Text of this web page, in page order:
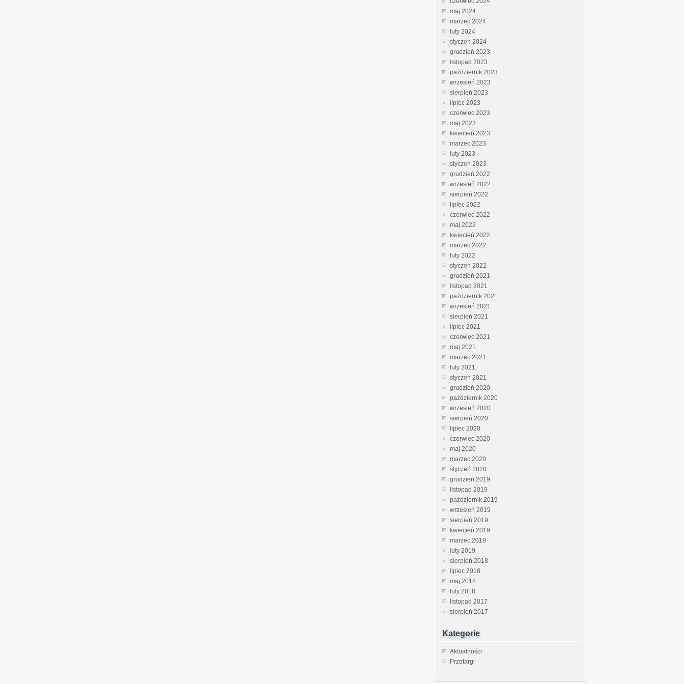
maj 2024
marzec 2024
luty 2024
styczeń 2024
grudzień 2023
listopad 2023
październik 2023
wrzesień 2023
sierpień 2023
lipiec 2023
czerwiec 2023
maj 2023
kwiecień 2023
marzec 2023
luty 2023
styczeń 2023
grudzień 2022
wrzesień 2022
sierpień 2022
lipiec 2022
czerwiec 2022
maj 2022
kwiecień 2022
marzec 2022
luty 2022
styczeń 2022
grudzień 2021
listopad 2021
październik 2021
wrzesień 2021
sierpień 2021
lipiec 2021
czerwiec 2021
maj 2021
marzec 2021
luty 2021
styczeń 2021
grudzień 2020
październik 2020
wrzesień 2020
sierpień 2020
lipiec 2020
czerwiec 2020
maj 2020
marzec 2020
styczeń 2020
grudzień 2019
listopad 2019
październik 2019
wrzesień 2019
sierpień 2019
kwiecień 2019
marzec 2019
luty 2019
sierpień 2018
lipiec 2018
maj 2018
luty 2018
listopad 2017
sierpień 2017
Kategorie
Aktualności
Przetargi